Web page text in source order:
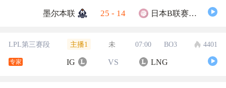
墨尔本联 25 - 14 日本B联赛联队
LPL第三赛段 主播1 未 07:00 BO3 4401
专家 IG VS LNG